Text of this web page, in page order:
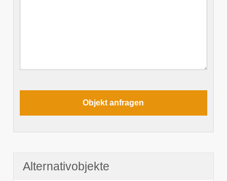
Alternativobjekte